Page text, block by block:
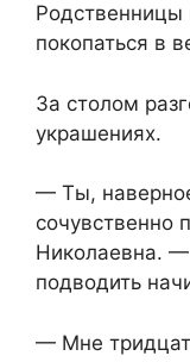
Родственницы
покопаться в
За столом
украшениях.
— Ты,
сочувственно
Николаевна. —
подводить
— Мне